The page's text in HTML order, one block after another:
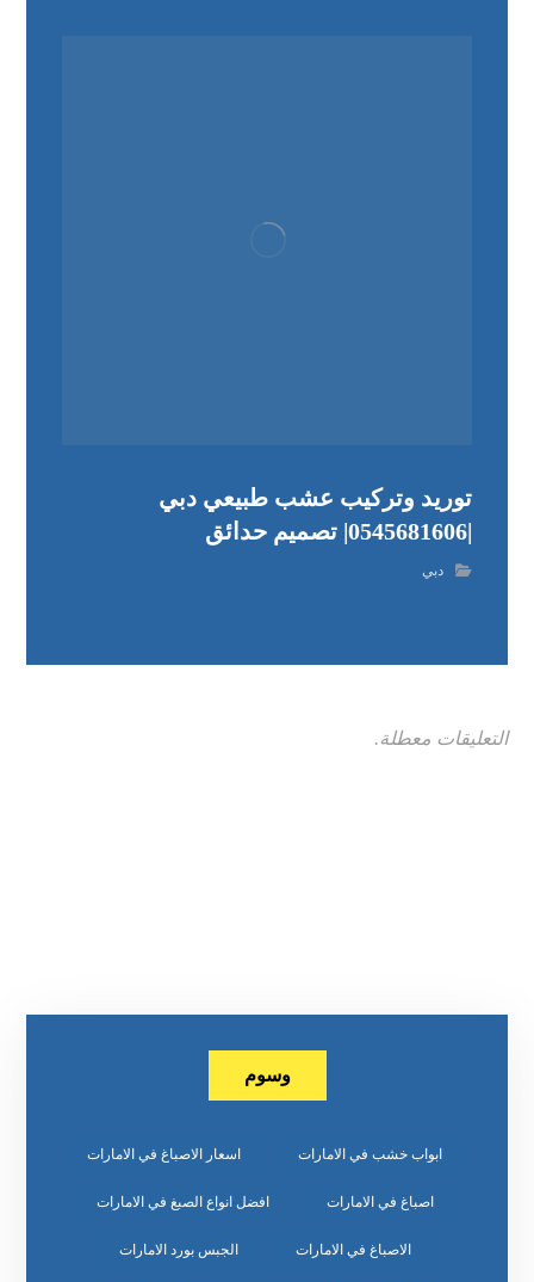
توريد وتركيب عشب طبيعي دبي
|0545681606| تصميم حدائق
دبي
التعليقات معطلة.
وسوم
ابواب خشب في الامارات اسعار الاصباغ في الامارات
اصباغ في الامارات افضل انواع الصبغ في الامارات
الاصباغ في الامارات الجبس بورد الامارات